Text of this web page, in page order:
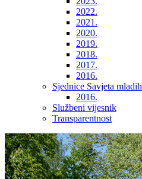
2022.
2021.
2020.
2019.
2018.
2017.
2016.
Sjednice Savjeta mladih
2016.
Službeni vijesnik
Transparentnost